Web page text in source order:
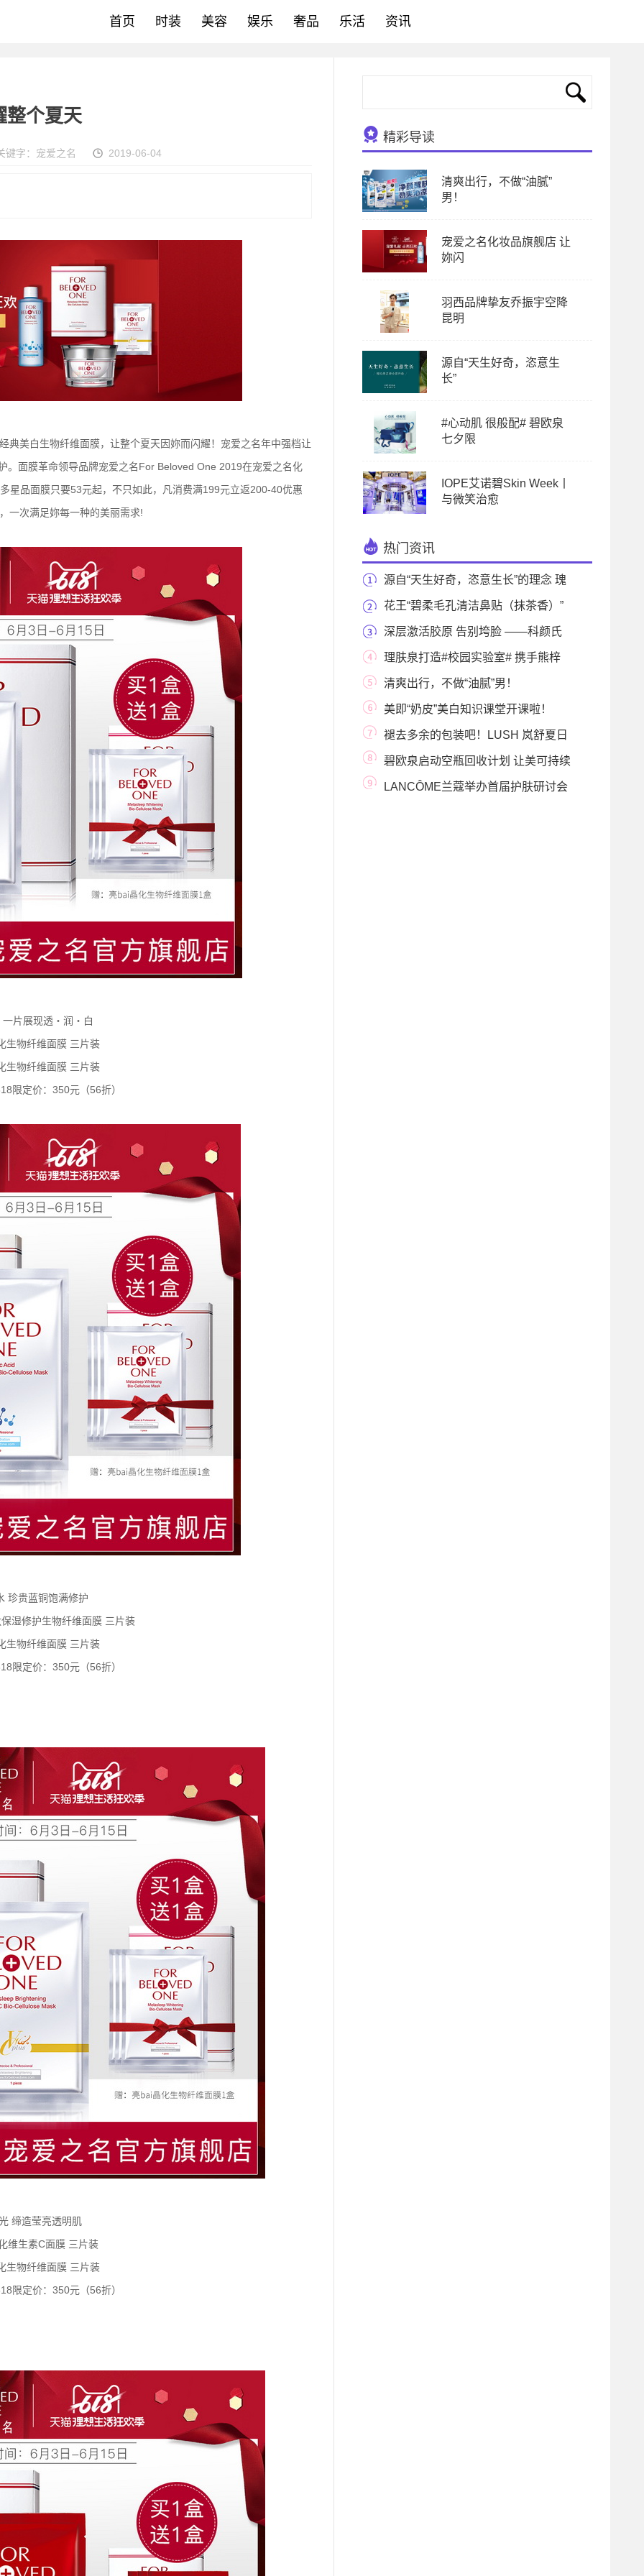
首页 时装 美容 娱乐 奢品 乐活 资讯
整个夏天
键字： 宠爱之名 2019-06-04
白生物纤维面膜，让整个夏天因妳而闪耀！宠爱之名年中强档让
。面膜革命领导品牌宠爱之名For Beloved One 2019在宠爱之名化
星品面膜只要53元起，不只如此，凡消费满199元立返200-40优惠
一次满足妳每一种的美丽需求!
一片展现透‧润‧白
生物纤维面膜 三片装
生物纤维面膜 三片装
限定价：350元（56折）
珍贵蓝铜饱满修护
湿修护生物纤维面膜 三片装
生物纤维面膜 三片装
限定价：350元（56折）
缔造莹亮透明肌
维生素C面膜 三片装
生物纤维面膜 三片装
限定价：350元（56折）
精彩导读
清爽出行，不做“油腻”
男！
宠爱之名化妆品旗舰店 让
妳闪
羽西品牌挚友乔振宇空降
昆明
源自“天生好奇，恣意生
长”
#心动肌 很般配# 碧欧泉
七夕限
IOPE艾诺碧Skin Week丨
与微笑治愈
热门资讯
源自“天生好奇，恣意生长”的理念 瑰
珀翠推出花王“碧柔毛孔清洁鼻贴（抹茶香）”
新上市深层激活胶原 告别垮脸 ——科颜氏
高浓维C玻尿
理肤泉打造#校园实验室# 携手熊梓
淇与你一起
清爽出行，不做“油腻”男！
美即“奶皮”美白知识课堂开课啦！
褪去多余的包装吧！LUSH 岚舒夏日
裸装沐浴系列
碧欧泉启动空瓶回收计划 让美可持续
LANCÔME兰蔻举办首届护肤研讨会